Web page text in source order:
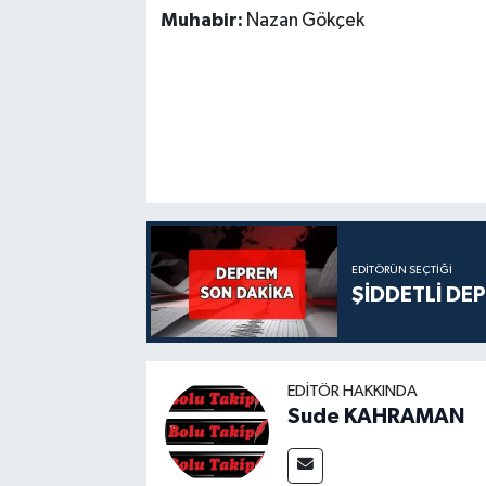
Muhabir: Nazan Gökçek
EDITÖRÜN SEÇTIĞI
ŞİDDETLİ
EDITÖR HAKKINDA
Sude KAHRAMAN